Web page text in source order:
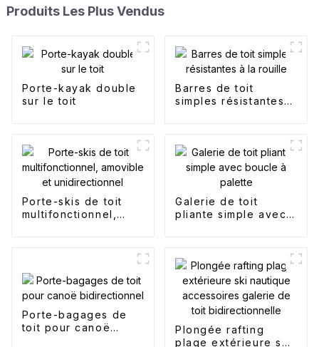
Produits Les Plus Vendus
Porte-kayak double
sur le toit
Barres de toit
simples résistantes à
Porte-skis de toit
multifonctionnel,
Galerie de toit
pliante simple avec
Porte-bagages de
toit pour canoë
Plongée rafting
plage extérieure ski